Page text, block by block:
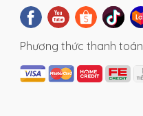
Phương thức thanh toán